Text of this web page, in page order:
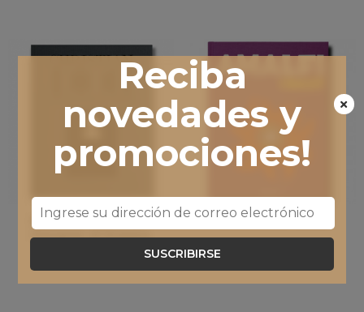
Reciba
novedades y
promociones!
SUSCRIBIRSE
Book Christian Dior -
Designer of Dreams
Book Amalfi Coast